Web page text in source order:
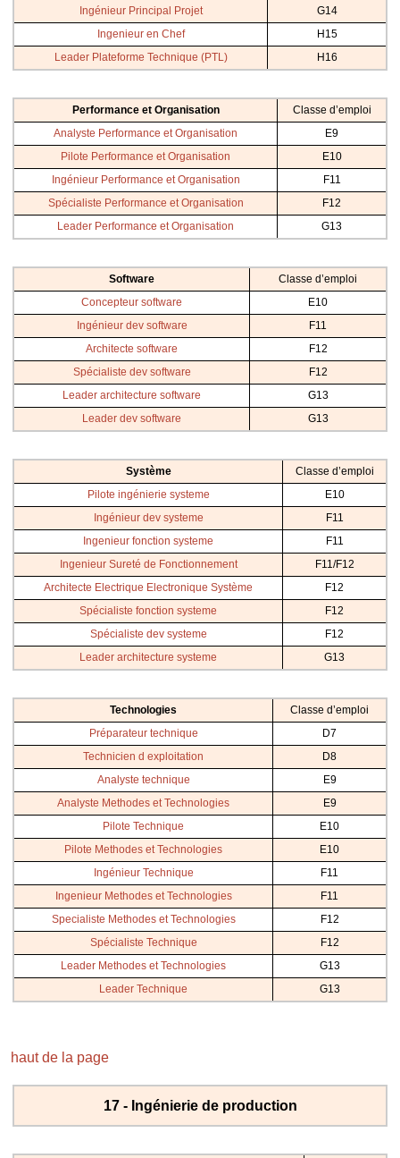
Ingénieur Principal Projet
G14
Ingenieur en Chef
H15
Leader Plateforme Technique (PTL)
H16
Performance et Organisation
Classe d’emploi
Analyste Performance et Organisation
E9
Pilote Performance et Organisation
E10
Ingénieur Performance et Organisation
F11
Spécialiste Performance et Organisation
F12
Leader Performance et Organisation
G13
Software
Classe d’emploi
Concepteur software
E10
Ingénieur dev software
F11
Architecte software
F12
Spécialiste dev software
F12
Leader architecture software
G13
Leader dev software
G13
Système
Classe d’emploi
Pilote ingénierie systeme
E10
Ingénieur dev systeme
F11
Ingenieur fonction systeme
F11
Ingenieur Sureté de Fonctionnement
F11/F12
Architecte Electrique Electronique Système
F12
Spécialiste fonction systeme
F12
Spécialiste dev systeme
F12
Leader architecture systeme
G13
Technologies
Classe d’emploi
Préparateur technique
D7
Technicien d exploitation
D8
Analyste technique
E9
Analyste Methodes et Technologies
E9
Pilote Technique
E10
Pilote Methodes et Technologies
E10
Ingénieur Technique
F11
Ingenieur Methodes et Technologies
F11
Specialiste Methodes et Technologies
F12
Spécialiste Technique
F12
Leader Methodes et Technologies
G13
Leader Technique
G13
haut de la page
17 - Ingénierie de production